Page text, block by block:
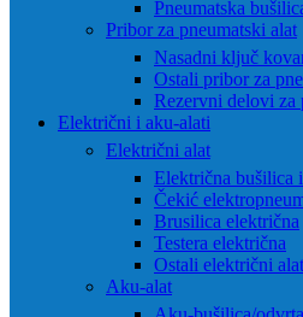
Pneumatska
Pribor za pneumatski alat
Nasadni ključ
Ostali pribor za
Rezervni delovi za
Električni i aku-alati
Električni alat
Električna bušilica
Čekić
Brusilica električna
Testera električna
Ostali električni
Aku-alat